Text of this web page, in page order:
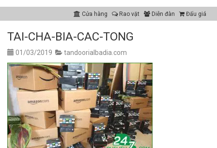
Cửa hàng Rao vặt Diễn đàn Đấu giá
TAI-CHA-BIA-CAC-TONG
01/03/2019 tandoorialbadia.com